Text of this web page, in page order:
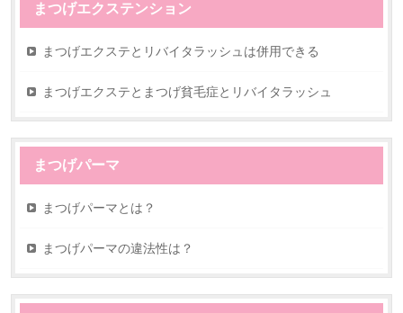
まつげエクステンション
まつげエクステとリバイタラッシュは併用できる
まつげエクステとまつげ貧毛症とリバイタラッシュ
まつげパーマ
まつげパーマとは？
まつげパーマの違法性は？